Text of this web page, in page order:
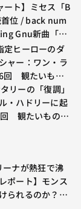
ート】ミセス「B
位 / back num
Gnu新曲「G
計期間：2026
定ヒーローのダ
ャー：ワン・ラ
回 観たいもの
配信時評
リーの「復調」
・ハドリーに起
観たいものが
ーナが熱狂で沸
ポート】モンス
られるのか？コ